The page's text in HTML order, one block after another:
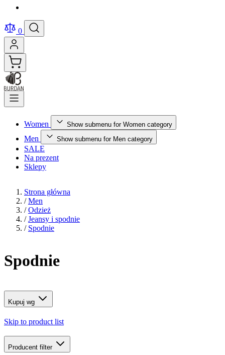
0
Women Show submenu for Women category
Men Show submenu for Men category
SALE
Na prezent
Sklepy
Strona główna
/ Men
/ Odzież
/ Jeansy i spodnie
/ Spodnie
Spodnie
Kupuj wg
Skip to product list
Producent filter